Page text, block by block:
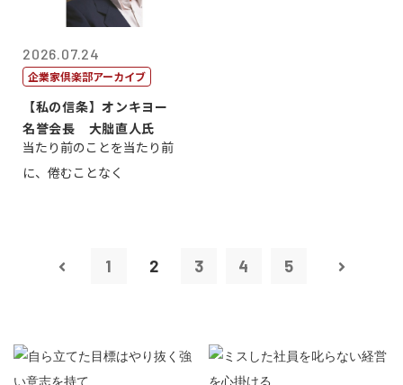
2026.07.24
企業家倶楽部アーカイブ
【私の信条】オンキヨー
名誉会長 大朏直人氏
当たり前のことを当たり前
に、倦むことなく
1 2 3 4 5